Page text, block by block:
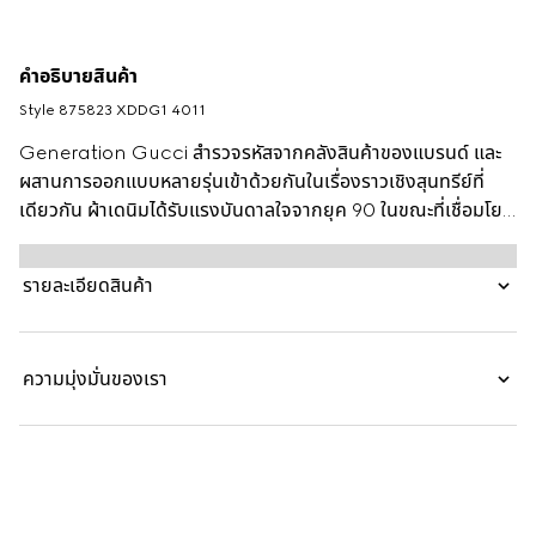
คำอธิบายสินค้า
Style ‎875823 XDDG1 4011
Generation Gucci สำรวจรหัสจากคลังสินค้าของแบรนด์ และ
ผสานการออกแบบหลายรุ่นเข้าด้วยกันในเรื่องราวเชิงสุนทรีย์ที่
เดียวกัน ผ้าเดนิมได้รับแรงบันดาลใจจากยุค 90 ในขณะที่เชื่อมโยง
อดีตและปัจจุบันของแบรนด์ กางเกงเดนิมทรงขาตรงตัวนี้ตกแต่ง
ด้วยป้ายหนัง Gucci ที่ด้านหลัง
รายละเอียดสินค้า
ความมุ่งมั่นของเรา